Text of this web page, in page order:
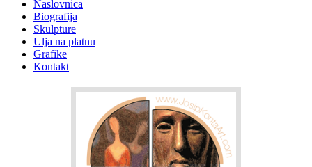
Naslovnica
Biografija
Skulpture
Ulja na platnu
Grafike
Kontakt